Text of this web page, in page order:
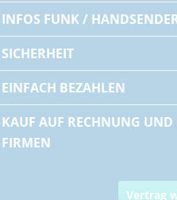
INFOS FUNK /
SICHERHEIT
EINFACH BEZAHLEN
KAUF AUF RECHNUNG
FIRMEN
Vertrag